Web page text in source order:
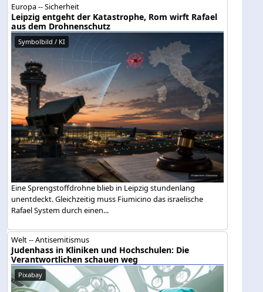
Europa -- Sicherheit
Leipzig entgeht der Katastrophe, Rom wirft Rafael
aus dem Drohnenschutz
Symbolbild / KI
Eine Sprengstoffdrohne blieb in Leipzig stundenlang
unentdeckt. Gleichzeitig muss Fiumicino das israelische
Rafael System durch einen...
Welt -- Antisemitismus
Judenhass in Kliniken und Hochschulen: Die
Verantwortlichen schauen weg
Pixabay